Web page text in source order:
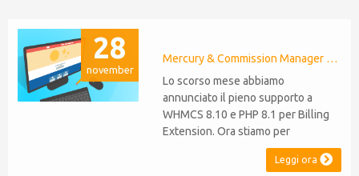
28
november
Mercury & Commission Manager WHMCS 8.11, PHP 8.2
Lo scorso mese abbiamo
annunciato il pieno supporto a
WHMCS 8.10 e PHP 8.1 per Billing
Extension. Ora stiamo per
estendere lo stesso livello di
compatibilità a CommissionLeggi ora